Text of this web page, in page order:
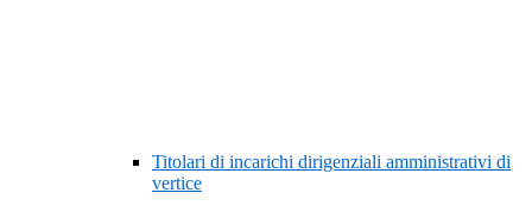
Titolari di incarichi dirigenziali amministrativi di
vertice